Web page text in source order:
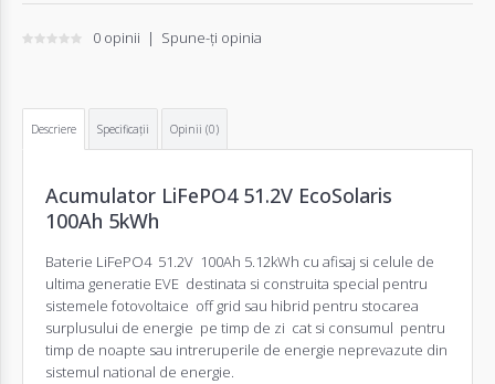
0 opinii | Spune-ţi opinia
Descriere Specificaţii Opinii (0)
Acumulator LiFePO4 51.2V EcoSolaris
100Ah 5kWh
Baterie LiFePO4 51.2V 100Ah 5.12kWh cu afisaj si celule de
ultima generatie EVE destinata si construita special pentru
sistemele fotovoltaice off grid sau hibrid pentru stocarea
surplusului de energie pe timp de zi cat si consumul pentru
timp de noapte sau intreruperile de energie neprevazute din
sistemul national de energie.